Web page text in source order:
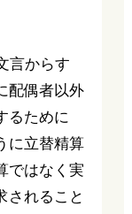
言からす
配偶者以外
るために
に立替精算
ではなく実
されること